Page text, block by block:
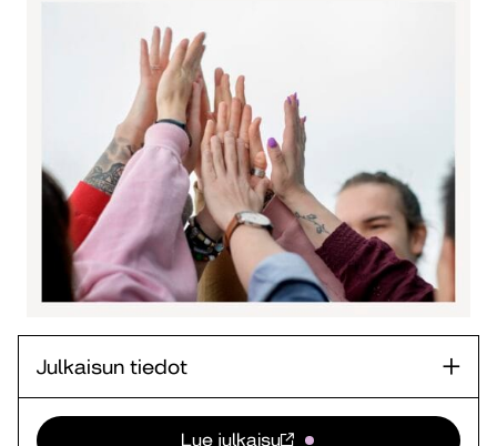
Julkaisun tiedot
Lue julkaisu